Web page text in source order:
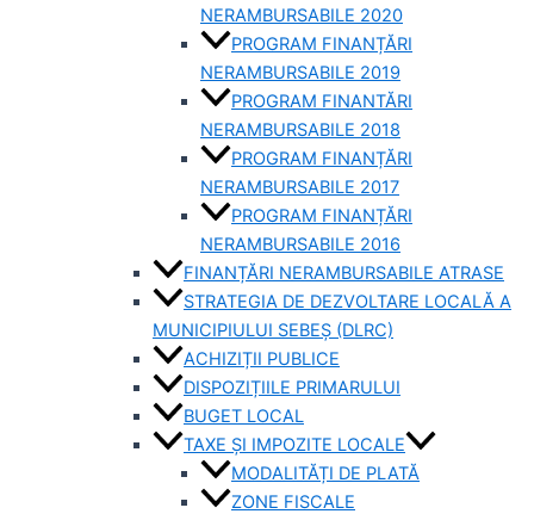
NERAMBURSABILE 2020
PROGRAM FINANȚĂRI
NERAMBURSABILE 2019
PROGRAM FINANTĂRI
NERAMBURSABILE 2018
PROGRAM FINANȚĂRI
NERAMBURSABILE 2017
PROGRAM FINANȚĂRI
NERAMBURSABILE 2016
FINANȚĂRI NERAMBURSABILE ATRASE
STRATEGIA DE DEZVOLTARE LOCALĂ A
MUNICIPIULUI SEBEȘ (DLRC)
ACHIZIȚII PUBLICE
DISPOZIȚIILE PRIMARULUI
BUGET LOCAL
TAXE ȘI IMPOZITE LOCALE
MODALITĂȚI DE PLATĂ
ZONE FISCALE